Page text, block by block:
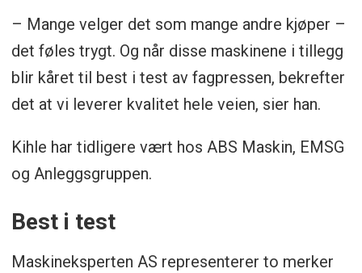
– Mange velger det som mange andre kjøper –
det føles trygt. Og når disse maskinene i tillegg
blir kåret til best i test av fagpressen, bekrefter
det at vi leverer kvalitet hele veien, sier han.
Kihle har tidligere vært hos ABS Maskin, EMSG
og Anleggsgruppen.
Best i test
Maskineksperten AS representerer to merker